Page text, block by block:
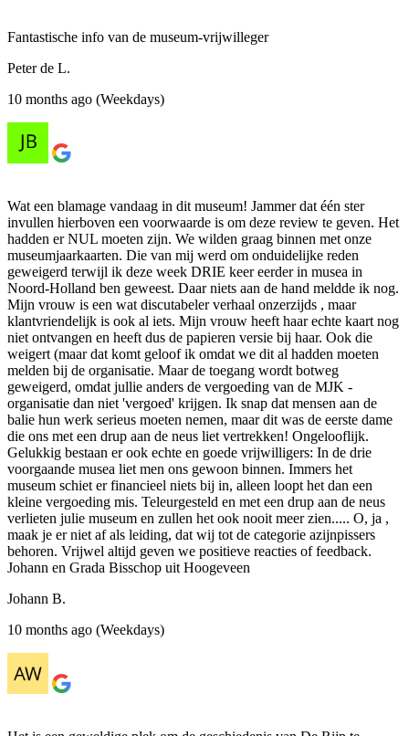
Fantastische info van de museum-vrijwilleger
Peter de L.
10 months ago (Weekdays)
Wat een blamage vandaag in dit museum! Jammer dat één ster
invullen hierboven een voorwaarde is om deze review te geven. Het
hadden er NUL moeten zijn. We wilden graag binnen met onze
museumjaarkaarten. Die van mij werd om onduidelijke reden
geweigerd terwijl ik deze week DRIE keer eerder in musea in
Noord-Holland ben geweest. Daar niets aan de hand meldde ik nog.
Mijn vrouw is een wat discutabeler verhaal onzerzijds , maar
klantvriendelijk is ook al iets. Mijn vrouw heeft haar echte kaart nog
niet ontvangen en heeft dus de papieren versie bij haar. Ook die
weigert (maar dat komt geloof ik omdat we dit al hadden moeten
melden bij de organisatie. Maar de toegang wordt botweg
geweigerd, omdat jullie anders de vergoeding van de MJK -
organisatie dan niet 'vergoed' krijgen. Ik snap dat mensen aan de
balie hun werk serieus moeten nemen, maar dit was de eerste dame
die ons met een drup aan de neus liet vertrekken! Ongelooflijk.
Gelukkig bestaan er ook echte en goede vrijwilligers: In de drie
voorgaande musea liet men ons gewoon binnen. Immers het
museum schiet er financieel niets bij in, alleen loopt het dan een
kleine vergoeding mis. Teleurgesteld en met een drup aan de neus
verlieten julie museum en zullen het ook nooit meer zien..... O, ja ,
maak je er niet af als leiding, dat wij tot de categorie azijnpissers
behoren. Vrijwel altijd geven we positieve reacties of feedback.
Johann en Grada Bisschop uit Hoogeveen
Johann B.
10 months ago (Weekdays)